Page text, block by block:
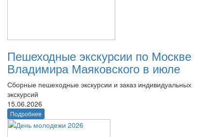
Пешеходные экскурсии по Москве
Владимира Маяковского в июле
Сборные пешеходные экскурсии и заказ индивидуальных
экскурсий
15.06.2026
Подробнее